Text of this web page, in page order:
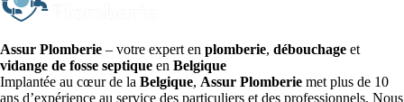
Assur Plomberie – votre expert en plomberie, débouchage et
vidange de fosse septique en Belgique
Implantée au cœur de la Belgique, Assur Plomberie met plus de 10
ans d’expérience au service des particuliers et des professionnels. Nous